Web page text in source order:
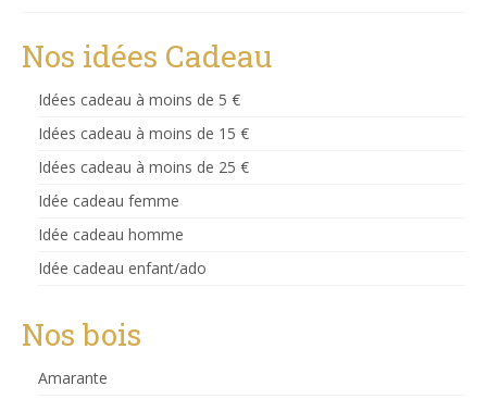
Nos idées Cadeau
Idées cadeau à moins de 5 €
Idées cadeau à moins de 15 €
Idées cadeau à moins de 25 €
Idée cadeau femme
Idée cadeau homme
Idée cadeau enfant/ado
Nos bois
Amarante